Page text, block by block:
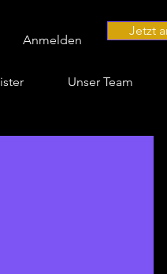
Anmelden
Jetzt
Unser Team